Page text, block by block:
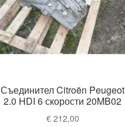
Съединител Citroën Peugeot
2.0 HDI 6 скорости 20MB02
€212,00